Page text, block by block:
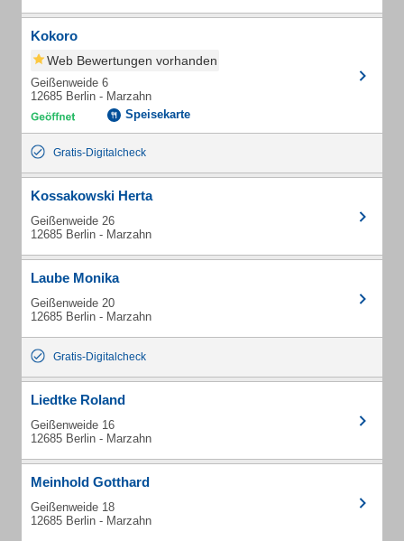
Kokoro
Web Bewertungen vorhanden
Geißenweide 6
12685 Berlin - Marzahn
Speisekarte
Gratis-Digitalcheck
Kossakowski Herta
Geißenweide 26
12685 Berlin - Marzahn
Laube Monika
Geißenweide 20
12685 Berlin - Marzahn
Gratis-Digitalcheck
Liedtke Roland
Geißenweide 16
12685 Berlin - Marzahn
Meinhold Gotthard
Geißenweide 18
12685 Berlin - Marzahn